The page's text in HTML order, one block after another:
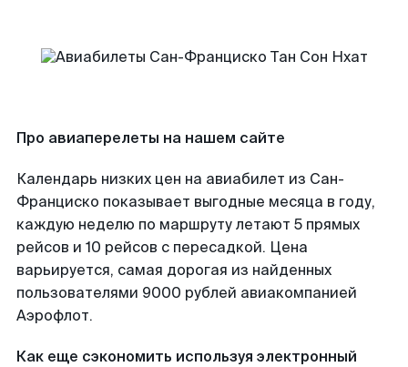
Про авиаперелеты на нашем сайте
Календарь низких цен на авиабилет из Сан-
Франциско показывает выгодные месяца в году,
каждую неделю по маршруту летают 5 прямых
рейсов и 10 рейсов с пересадкой. Цена
варьируется, самая дорогая из найденных
пользователями 9000 рублей авиакомпанией
Аэрофлот.
Как еще сэкономить используя электронный